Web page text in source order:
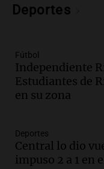
Bulaya este
Audio.
Congreso y
oxígeno en
Panorama
y llega avión
brigada
Panorama
Deportes
Fútbol
Independiente
Estudiantes de
en su zona
Deportes
Central lo dio
impuso 2 a 1 en